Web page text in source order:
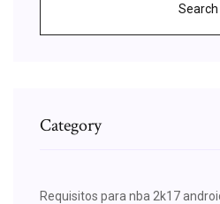
Search
Category
Requisitos para nba 2k17